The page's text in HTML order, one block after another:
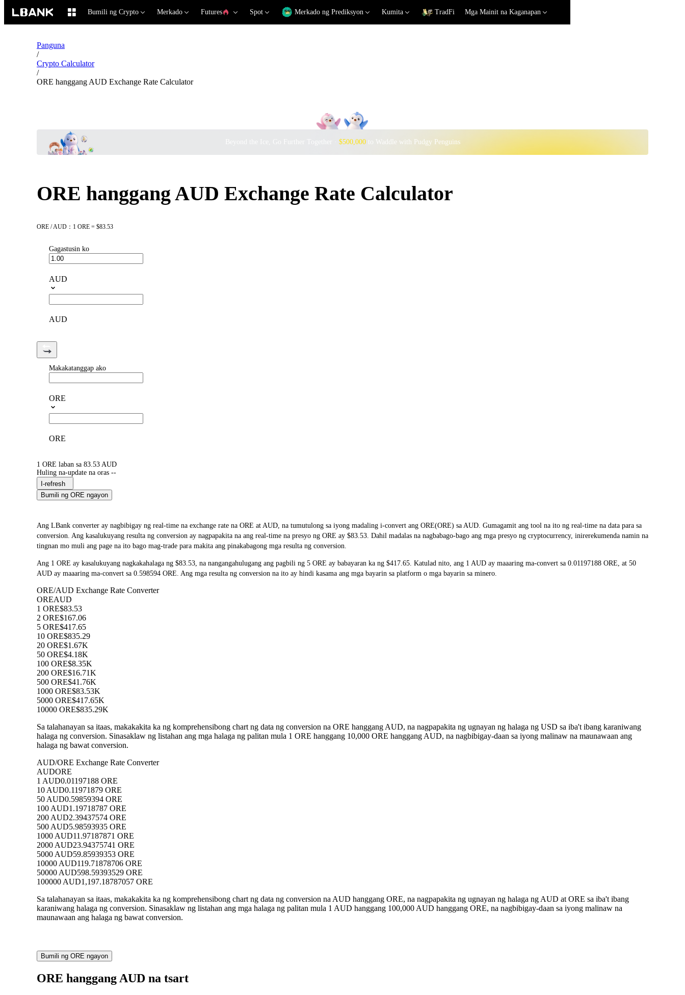
Bumili ng Crypto Merkado Futures Spot Merkado ng Prediksyon Kumita TradFi Mga Mainit na Kaganapan
Panguna
/
Crypto Calculator
/
ORE hanggang AUD Exchange Rate Calculator
Beyond the Ice, Go Further Together · $500,000to Waddle with Pudgy Penguins
ORE hanggang AUD Exchange Rate Calculator
ORE / AUD：1 ORE = $83.53
Gagastusin ko
AUD
AUD
Makakatanggap ako
ORE
ORE
1 ORE laban sa 83.53 AUD
Huling na-update na oras --
I-refresh
Bumili ng ORE ngayon
Ang LBank converter ay nagbibigay ng real-time na exchange rate na ORE at AUD, na tumutulong sa iyong madaling i-convert ang ORE(ORE) sa AUD. Gumagamit ang tool na ito ng real-time na data para sa
conversion. Ang kasalukuyang resulta ng conversion ay nagpapakita na ang real-time na presyo ng ORE ay $83.53. Dahil madalas na nagbabago-bago ang mga presyo ng cryptocurrency, inirerekumenda namin na
tingnan mo muli ang page na ito bago mag-trade para makita ang pinakabagong mga resulta ng conversion.
Ang 1 ORE ay kasalukuyang nagkakahalaga ng $83.53, na nangangahulugang ang pagbili ng 5 ORE ay babayaran ka ng $417.65. Katulad nito, ang 1 AUD ay maaaring ma-convert sa 0.01197188 ORE, at 50
AUD ay maaaring ma-convert sa 0.598594 ORE. Ang mga resulta ng conversion na ito ay hindi kasama ang mga bayarin sa platform o mga bayarin sa minero.
ORE/AUD Exchange Rate Converter
OREAUD
1 ORE$83.53
2 ORE$167.06
5 ORE$417.65
10 ORE$835.29
20 ORE$1.67K
50 ORE$4.18K
100 ORE$8.35K
200 ORE$16.71K
500 ORE$41.76K
1000 ORE$83.53K
5000 ORE$417.65K
10000 ORE$835.29K
Sa talahanayan sa itaas, makakakita ka ng komprehensibong chart ng data ng conversion na ORE hanggang AUD, na nagpapakita ng ugnayan ng halaga ng USD sa iba't ibang karaniwang
halaga ng conversion. Sinasaklaw ng listahan ang mga halaga ng palitan mula 1 ORE hanggang 10,000 ORE hanggang AUD, na nagbibigay-daan sa iyong malinaw na maunawaan ang
halaga ng bawat conversion.
AUD/ORE Exchange Rate Converter
AUDORE
1 AUD0.01197188 ORE
10 AUD0.11971879 ORE
50 AUD0.59859394 ORE
100 AUD1.19718787 ORE
200 AUD2.39437574 ORE
500 AUD5.98593935 ORE
1000 AUD11.97187871 ORE
2000 AUD23.94375741 ORE
5000 AUD59.85939353 ORE
10000 AUD119.71878706 ORE
50000 AUD598.59393529 ORE
100000 AUD1,197.18787057 ORE
Sa talahanayan sa itaas, makakakita ka ng komprehensibong chart ng data ng conversion na AUD hanggang ORE, na nagpapakita ng ugnayan ng halaga ng AUD at ORE sa iba't ibang
karaniwang halaga ng conversion. Sinasaklaw ng listahan ang mga halaga ng palitan mula 1 AUD hanggang 100,000 AUD hanggang ORE, na nagbibigay-daan sa iyong malinaw na
maunawaan ang halaga ng bawat conversion.
Bumili ng ORE ngayon
ORE hanggang AUD na tsart